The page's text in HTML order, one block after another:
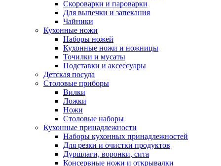
Скороварки и пароварки
Для выпечки и запекания
Чайники
Кухонные ножи
Наборы ножей
Кухонные ножи и ножницы
Точилки и мусаты
Подставки и аксессуары
Детская посуда
Столовые приборы
Вилки
Ложки
Ножи
Столовые наборы
Кухонные принадлежности
Наборы кухонных принадлежностей
Для резки и очистки продуктов
Дуршлаги, воронки, сита
Консервные ножи и открывалки